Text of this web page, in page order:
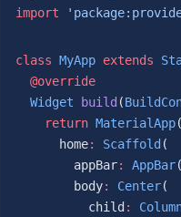
import
class MyApp extends
  @override
  Widget
build (
    return
MaterialApp(
      home
: Scaffold (
        appBar
: AppBar
        body
: Center(
          child
: